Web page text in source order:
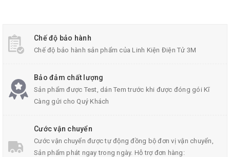
Chất lượng sản phẩm và khả năng hoạt động ổn định được
khách hàng đánh giá cao.
Chế độ bảo hành
Chế độ bảo hành sản phẩm của Linh Kiện Điện Tử 3M
Bảo đảm chất lượng
Sản phẩm được Test, dán Tem trước khi được đóng gói Kĩ
Càng gửi cho Quý Khách
Cước vận chuyển
Cước vận chuyển được tự động đồng bộ đơn vị vận chuyển,
Sản phẩm phát ngay trong ngày. Hỗ trợ đơn hàng: